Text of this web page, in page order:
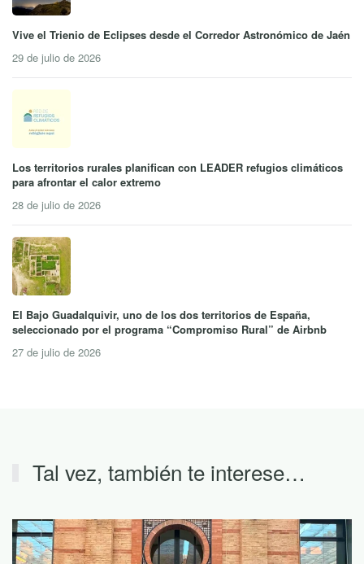
Vive el Trienio de Eclipses desde el Corredor Astronómico de Jaén
29 de julio de 2026
Los territorios rurales planifican con LEADER refugios climáticos
para afrontar el calor extremo
28 de julio de 2026
El Bajo Guadalquivir, uno de los dos territorios de España,
seleccionado por el programa “Compromiso Rural” de Airbnb
27 de julio de 2026
Tal vez, también te interese…